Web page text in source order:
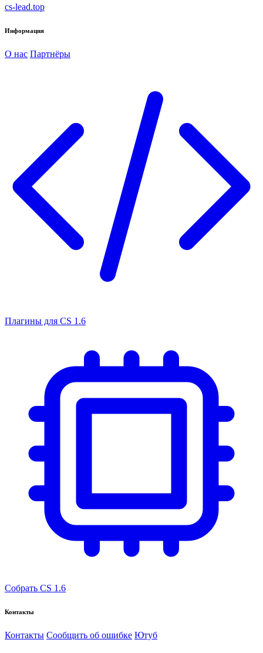
cs-lead.top
Информация
О нас Партнёры
Плагины для CS 1.6
Собрать CS 1.6
Контакты
Контакты Сообщить об ошибке Ютуб